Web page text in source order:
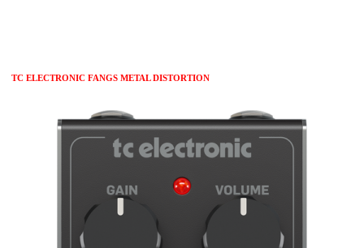
TC ELECTRONIC FANGS METAL DISTORTION